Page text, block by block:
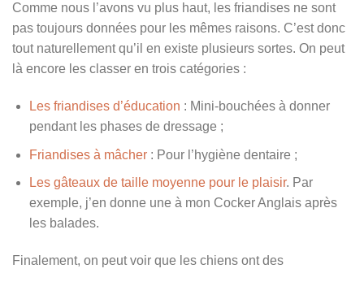
Comme nous l’avons vu plus haut, les friandises ne sont
pas toujours données pour les mêmes raisons. C’est donc
tout naturellement qu’il en existe plusieurs sortes. On peut
là encore les classer en trois catégories :
Les friandises d’éducation : Mini-bouchées à donner
pendant les phases de dressage ;
Friandises à mâcher: Pour l’hygiène dentaire ;
Les gâteaux de taille moyenne pour le plaisir. Par
exemple, j’en donne une à mon Cocker Anglais après
les balades.
Finalement, on peut voir que les chiens ont des